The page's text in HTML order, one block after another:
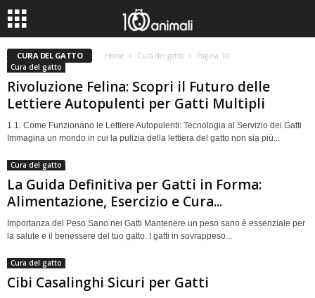
CURA DEL GATTO Home Cura del gatto
Pagina 10
Cura del gatto
Rivoluzione Felina: Scopri il Futuro delle
Lettiere Autopulenti per Gatti Multipli
1.1. Come Funzionano le Lettiere Autopulenti: Tecnologia al Servizio dei Gatti
Immagina un mondo in cui la pulizia della lettiera del gatto non sia più...
Cura del gatto
La Guida Definitiva per Gatti in Forma:
Alimentazione, Esercizio e Cura...
Importanza del Peso Sano nei Gatti Mantenere un peso sano è essenziale per
la salute e il benessere del tuo gatto. I gatti in sovrappeso...
Cura del gatto
Cibi Casalinghi Sicuri per Gatti